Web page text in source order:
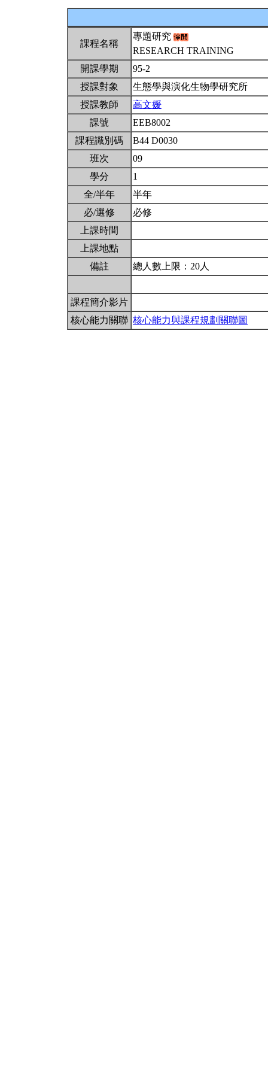
課程名稱
專題研究
RESEARCH TRAINING
開課學期
95-2
授課對象
生態學與演化生物學研究所
授課教師
高文媛
課號
EEB8002
課程識別碼
B44 D0030
班次
09
學分
1
全/半年
半年
必/選修
必修
上課時間
上課地點
備註
總人數上限：20人
課程簡介影片
核心能力關聯 核心能力與課程規劃關聯圖